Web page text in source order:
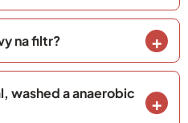
na filtr?
washed a anaerobic